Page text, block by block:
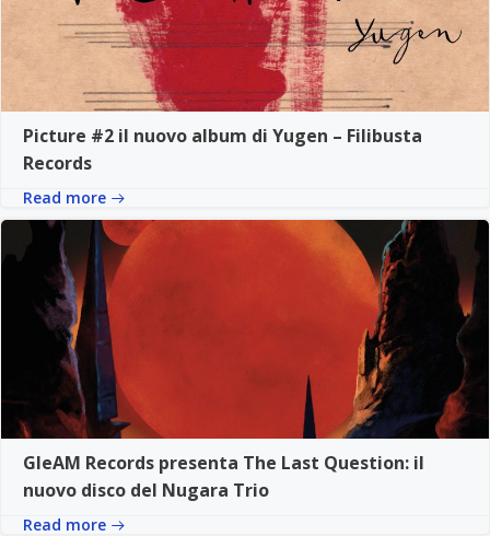
Picture #2 il nuovo album di Yugen – Filibusta
Records
Read more
GleAM Records presenta The Last Question: il
nuovo disco del Nugara Trio
Read more